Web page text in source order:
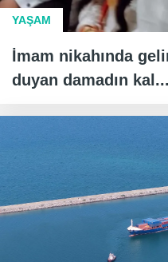
YAŞAM
İmam nikahında
duyan damadın kal...